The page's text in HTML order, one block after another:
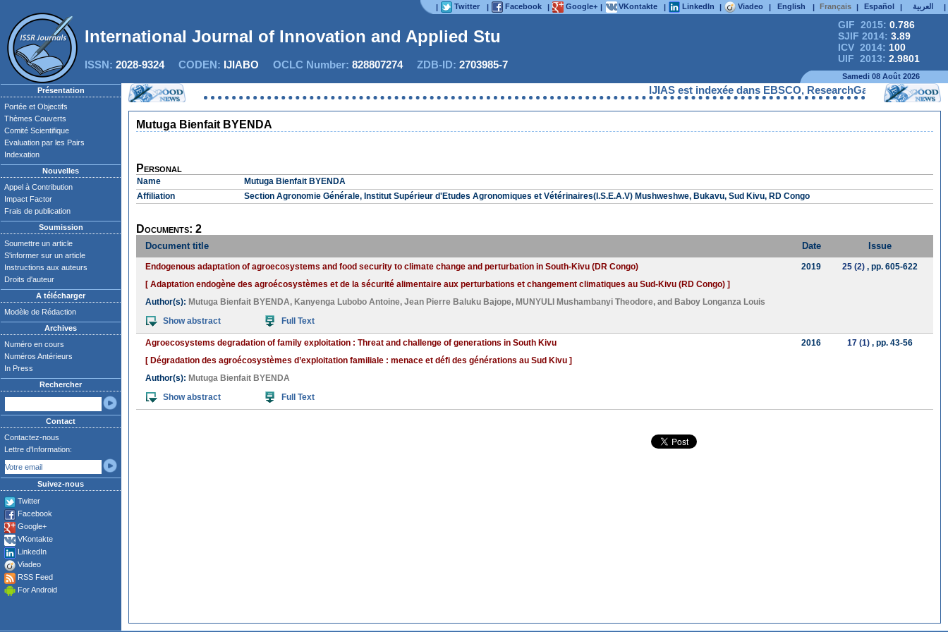
| Twitter | Facebook | Google+ | VKontakte | LinkedIn | Viadeo | English | Français | Español | العربية |
GIF 2015: 0.786
SJIF 2014: 3.89
ICV 2014: 100
UIF 2013: 2.9801
International Journal of Innovation and Applied Studie
ISSN: 2028-9324CODEN: IJIABO OCLC Number: 828807274ZDB-ID: 2703985-7
Samedi 08 Août 2026
Présentation
Portée et Objectifs
Thèmes Couverts
Comité Scientifique
Evaluation par les Pairs
Indexation
Nouvelles
Appel à Contribution
Impact Factor
Frais de publication
Soumission
Soumettre un article
S'informer sur un article
Instructions aux auteurs
Droits d'auteur
A télécharger
Modèle de Rédaction
Archives
Numéro en cours
Numéros Antérieurs
In Press
Rechercher
Contact
Contactez-nous
Lettre d'Information:
Suivez-nous
Twitter
Facebook
Google+
VKontakte
LinkedIn
Viadeo
RSS Feed
For Android
IJIAS est indexée dans EBSCO, ResearchGate, ProQuest,
Mutuga Bienfait BYENDA
Personal
Name
Mutuga Bienfait BYENDA
Affiliation
Section Agronomie Générale, Institut Supérieur d'Etudes Agronomiques et Vétérinaires(I.S.E.A.V) Mushweshwe, Bukavu, Sud Kivu, RD Congo
Documents: 2
Document title Date Issue
Endogenous adaptation of agroecosystems and food security to climate change and perturbation in South-Kivu (DR Congo)
[ Adaptation endogène des agroécosystèmes et de la sécurité alimentaire aux perturbations et changement climatiques au Sud-Kivu (RD Congo) ]
Author(s): Mutuga Bienfait BYENDA, Kanyenga Lubobo Antoine, Jean Pierre Baluku Bajope, MUNYULI Mushambanyi Theodore, and Baboy Longanza Louis
Show abstract
Full Text
2019 25 (2), pp. 605-622
Agroecosystems degradation of family exploitation : Threat and challenge of generations in South Kivu
[ Dégradation des agroécosystèmes d’exploitation familiale : menace et défi des générations au Sud Kivu ]
Author(s): Mutuga Bienfait BYENDA
Show abstract
Full Text
2016 17 (1), pp. 43-56